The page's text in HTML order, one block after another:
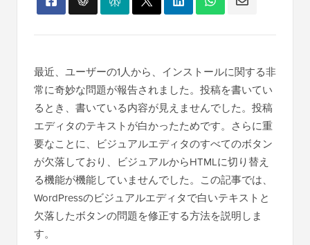
最近、ユーザーの1人から、インストールに関する非
常に奇妙な問題が報告されました。投稿を書いてい
るとき、書いている内容が見えませんでした。投稿
エディタのテキストが白かったためです。さらに重
要なことに、ビジュアルエディタのすべてのボタン
が欠落しており、ビジュアルからHTMLに切り替え
る機能が機能していませんでした。この記事では、
WordPressのビジュアルエディタで白いテキストと
欠落したボタンの問題を修正する方法を説明しま
す。